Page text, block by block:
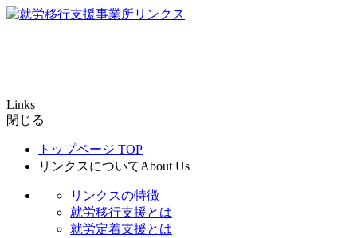
Links
閉じる
トップページ TOP
リンクスについてAbout Us
リンクスの特徴
就労移行支援とは
就労定着支援とは